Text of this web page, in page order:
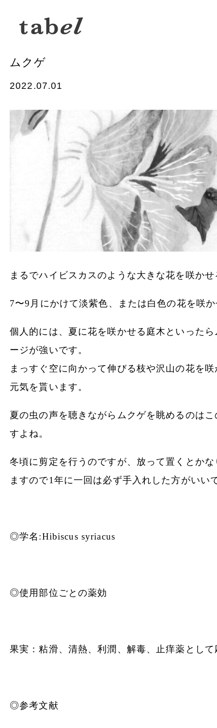
ムクゲ
2022.07.01
まるでハイビスカスのような大きな花を咲か
7〜9月にかけて淡紫色、または白色の花を咲
個人的には、夏に花を咲かせる庭木といった
ージが強いです。
まっすぐ空に向かって伸びる枝や沢山の花を
元気を貰います。
夏の虫の声を聴きながらムクゲを眺めるのは
すよね。
冬頃に剪定を行うのですが、放って置くとか
ますので1年に一回は必ず手入れした方がいい
◎学名:Hibiscus syriacus
◎使用部位ごとの薬効
果実：粘滑、清熱、利潤、解毒、止痒薬とし
◎参考文献